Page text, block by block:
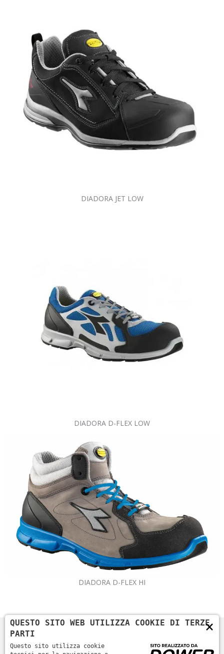
DIADORA JET LOW
DIADORA D-FLEX LOW
DIADORA D-FLEX HI
×
QUESTO SITO WEB UTILIZZA COOKIE DI TERZE
PARTI
Questo sito utilizza cookie